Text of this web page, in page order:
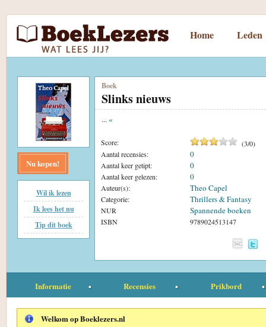
Home Leden
Nu kopen!
Wil ik lezen
Ik lees het nu
Tip dit boek
Boek
Slinks nieuws
... «
Score: (3/0)
Aantal recensies:
0
Aantal keer getipt: 0
Aantal keer gelezen: 0
Auteur(s): Theo Capel
Categorie: Thrillers & Fantasy
NUR Spannende boeken
ISBN 9789024513147
Informatie Recensies Prikbord
Welkom op Boeklezers.nl